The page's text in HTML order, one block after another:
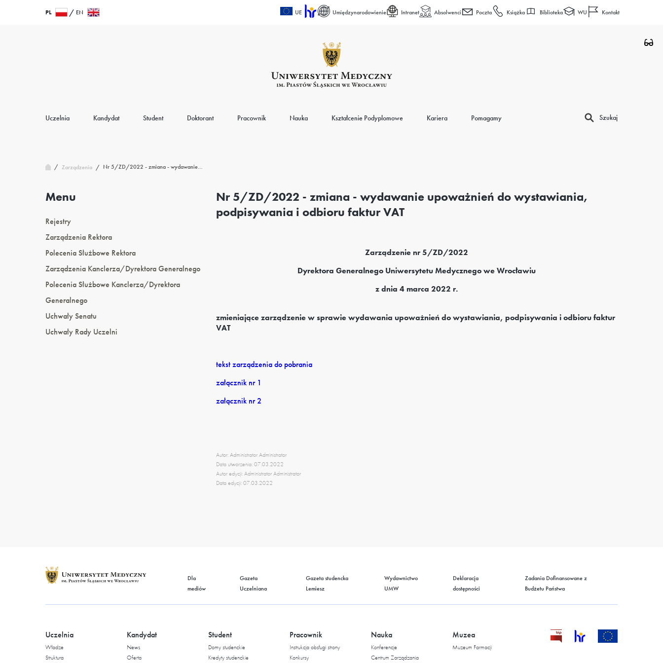
PL EN UE Umiędzynarodowienie Intranet Absolwenci Poczta Książka Biblioteka WU Kontakt
Uczelnia Kandydat Student Doktorant Pracownik Nauka Kształcenie Podyplomowe Kariera Pomagamy Szukaj
/ Zarządzenia / Nr 5/ZD/2022 - zmiana - wydawanie…
Menu
Rejestry
Zarządzenia Rektora
Polecenia Służbowe Rektora
Zarządzenia Kanclerza/Dyrektora Generalnego
Polecenia Służbowe Kanclerza/Dyrektora
Generalnego
Uchwały Senatu
Uchwały Rady Uczelni
Nr 5/ZD/2022 - zmiana - wydawanie upoważnień do wystawiania,
podpisywania i odbioru faktur VAT
Zarządzenie nr 5/ZD/2022
Dyrektora Generalnego Uniwersytetu Medycznego we Wrocławiu
z dnia 4 marca 2022 r.
zmieniające zarządzenie w sprawie wydawania upoważnień do wystawiania, podpisywania i odbioru faktur
VAT
tekst zarządzenia do pobrania
załącznik nr 1
załącznik nr 2
Autor: Administrator Administrator
Data utworzenia: 07.03.2022
Autor edycji: Administrator Administrator
Data edycji: 07.03.2022
Dla
mediów
Gazeta
Uczelniana
Gazeta studencka
Lemiesz
Wydawnictwo
UMW
Deklaracja
dostępności
Zadania Dofinansowane z
Budżetu Państwa
Uczelnia
Władze
Struktura
Kandydat
News
Oferta
Student
Domy studenckie
Kredyty studenckie
Pracownik
Instrukcja obsługi strony
Konkursy
Nauka
Konferencje
Centrum Zarządzania
Muzea
Muzeum Farmacji